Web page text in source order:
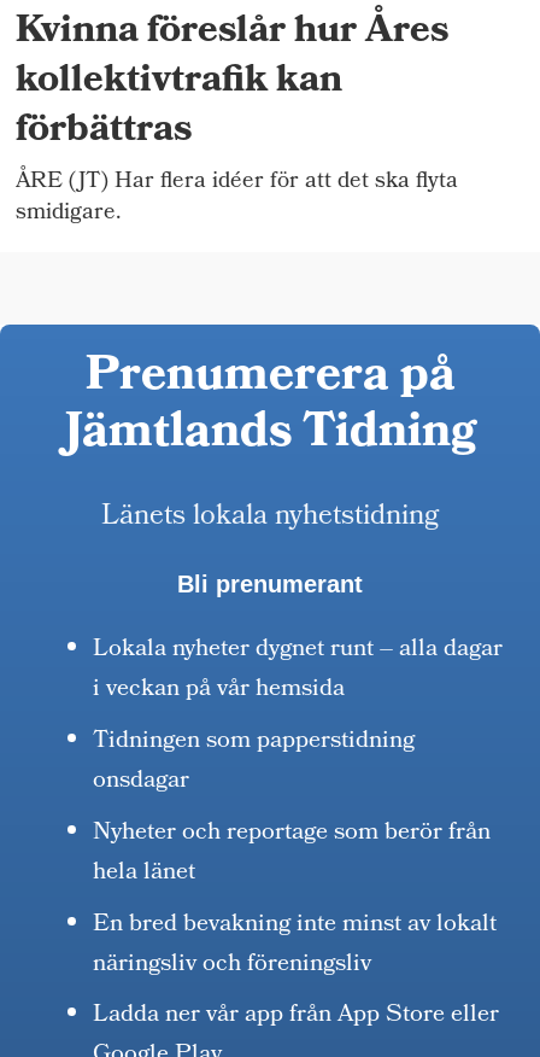
Kvinna föreslår hur Åres
kollektivtrafik kan
förbättras
ÅRE (JT) Har flera idéer för att det ska flyta
smidigare.
Prenumerera på
Jämtlands Tidning
Länets lokala nyhetstidning
Bli prenumerant
Lokala nyheter dygnet runt – alla dagar
i veckan på vår hemsida
Tidningen som papperstidning
onsdagar
Nyheter och reportage som berör från
hela länet
En bred bevakning inte minst av lokalt
näringsliv och föreningsliv
Ladda ner vår app från App Store eller